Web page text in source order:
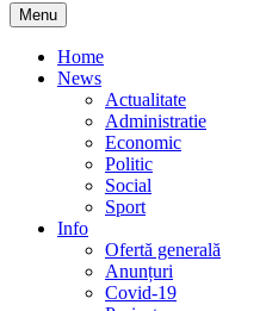
Menu Skip
to
content
Home
News
Actualitate
Administratie
Economic
Politic
Social
Sport
Info
Ofertă generală
Anunțuri
Covid-19